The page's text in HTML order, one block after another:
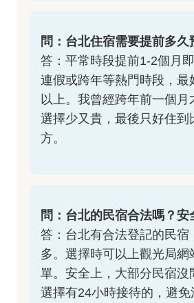
問：台北住宿需要提前多久
答：平常時段提前1-2個月
連假或跨年等熱門時段，最
以上。我曾經跨年前一個月
選擇少又貴，最後只好住到
方。
問：台北的民宿合法嗎？安
答：台北有合法登記的民宿
多。選擇時可以上觀光局網
單。安全上，大部分民宿沒
選擇有24小時接待的，避